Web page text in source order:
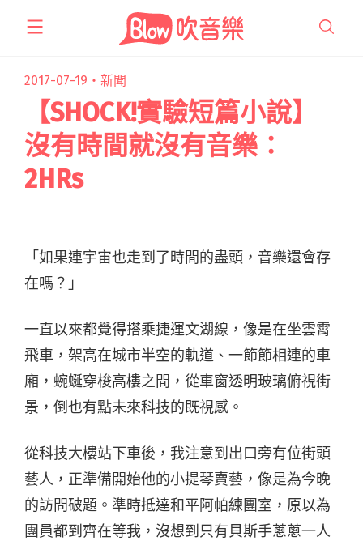
2017-07-19・ 新聞
【SHOCK!實驗短篇小說】
沒有時間就沒有音樂：
2HRs
「如果連宇宙也走到了時間的盡頭，音樂還會存
在嗎？」
一直以來都覺得搭乘捷運文湖線，像是在坐雲霄
飛車，架高在城市半空的軌道、一節節相連的車
廂，蜿蜒穿梭高樓之間，從車窗透明玻璃俯視街
景，倒也有點未來科技的既視感。
從科技大樓站下車後，我注意到出口旁有位街頭
藝人，正準備開始他的小提琴賣藝，像是為今晚
的訪問破題。準時抵達和平阿帕練團室，原以為
團員都到齊在等我，沒想到只有貝斯手蔥蔥一人